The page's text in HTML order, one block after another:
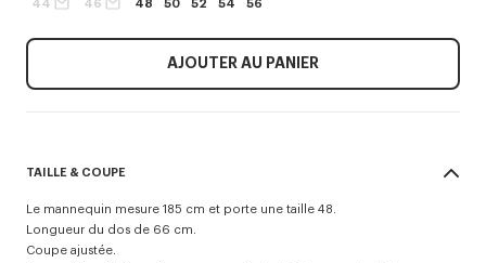
44 46 48 50 52 54 56
AJOUTER AU PANIER
TAILLE & COUPE
Le mannequin mesure 185 cm et porte une taille 48.
Longueur du dos de 66 cm.
Coupe ajustée.